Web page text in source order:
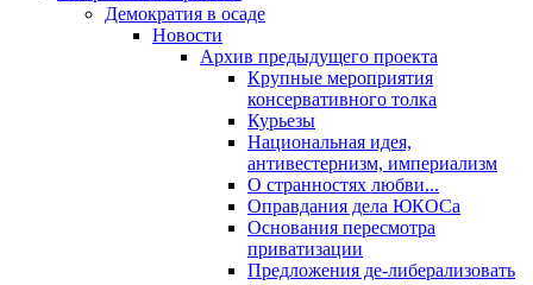
Демократия в осаде
Новости
Архив предыдущего проекта
Крупные мероприятия
консервативного толка
Курьезы
Национальная идея,
антивестернизм, империализм
О странностях любви...
Оправдания дела ЮКОСа
Основания пересмотра
приватизации
Предложения де-либерализовать